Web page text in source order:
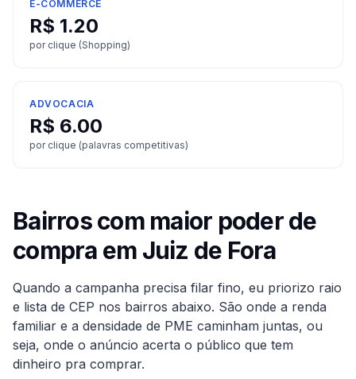
E-COMMERCE
R$ 1.20
por clique (Shopping)
ADVOCACIA
R$ 6.00
por clique (palavras competitivas)
Bairros com maior poder de
compra em Juiz de Fora
Quando a campanha precisa filar fino, eu priorizo raio
e lista de CEP nos bairros abaixo. São onde a renda
familiar e a densidade de PME caminham juntas, ou
seja, onde o anúncio acerta o público que tem
dinheiro pra comprar.